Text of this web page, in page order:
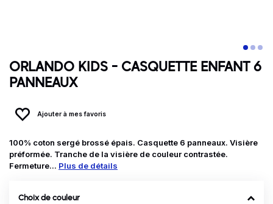
ORLANDO KIDS - CASQUETTE ENFANT 6
PANNEAUX
Ajouter à mes favoris
100% coton sergé brossé épais. Casquette 6 panneaux. Visière
préformée. Tranche de la visière de couleur contrastée.
Fermeture... Plus de détails
Choix de couleur